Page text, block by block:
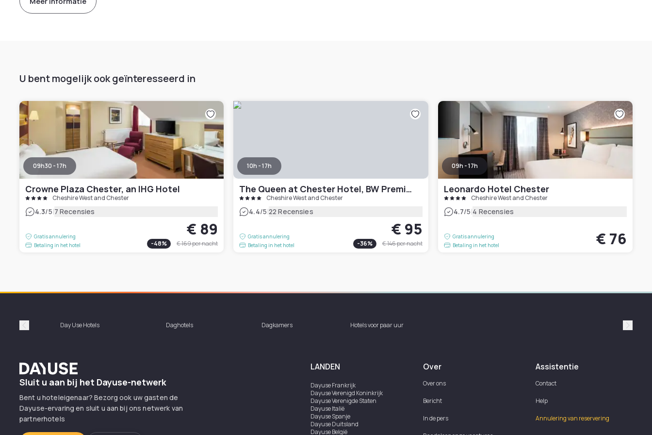
U bent mogelijk ook geïnteresseerd in
09h30 - 17h
Crowne Plaza Chester, an IHG Hotel
Cheshire West and Chester
4.3/5|7 Recensies
Gratis annulering
Betaling in het hotel
€ 89
-48% € 169per nacht
10h - 17h
The Queen at Chester Hotel, BW Premier Collection
Cheshire West and Chester
4.4/5|22 Recensies
Gratis annulering
Betaling in het hotel
€ 95
-36% € 146per nacht
09h - 17h
Leonardo Hotel Chester
Cheshire West and Chester
4.7/5|4 Recensies
Gratis annulering
Betaling in het hotel
€ 76
PrécédentDay Use Hotels Daghotels Dagkamers Hotels voor paar uur
Dayuse
Sluit u aan bij het Dayuse-netwerk
Bent u hoteleigenaar? Bezorg ook uw gasten de
Dayuse-ervaring en sluit u aan bij ons netwerk van
partnerhotels
LANDEN
DayuseFrankrijk
DayuseVerenigd Koninkrijk
DayuseVerenigde Staten
DayuseItalië
DayuseSpanje
DayuseDuitsland
DayuseBelgië
Over
Over ons
Bericht
In de pers
Assistentie
Contact
Help
Annulering van reservering